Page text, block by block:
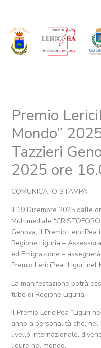
contenuto
Premio
Mondo”
Tazzieri
2025 ore
COMUNICATO STAMPA
Il 19 Dicembre 2025 dalle
Multimediale
Genova, il Premio
Regione Liguria –
ed Emigrazione –
Premio LericiPea “Liguri nel
La manifestazione potrà
tube di Regione Liguria.
Il Premio LericiPea “Liguri
anno a personalità che,
livello internazionale,
ligure nel mondo.